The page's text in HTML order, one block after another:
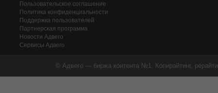
Пользовательское соглашение
Политика конфиденциальности
Поддержка пользователей
Партнерская программа
Новости Адвего
Сервисы Адвего
© Адвего — биржа контента №1. Копирайтинг,